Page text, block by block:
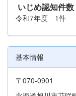
いじめ認知件数
令和7年度 1件
基本情報
〒070-0901